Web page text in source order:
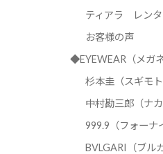
ティアラ レンタ
お客様の声
◆EYEWEAR（メガネ
杉本圭（スギモト
中村勘三郎（ナ
999.9（フォーナ
BVLGARI（ブル